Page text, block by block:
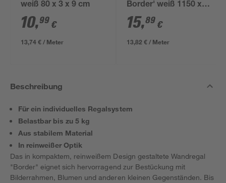
weiß 80 x 3 x 9 cm
10,99 €
13,74 € / Meter
Border' weiß 1150 x
90 x 30 mm
15,89 €
13,82 € / Meter
Beschreibung
Für ein individuelles Regalsystem
Belastbar bis zu 5 kg
Aus stabilem Material
In reinweißer Optik
Das in kompaktem, reinweißem Design gestaltete Wandregal
"Border" eignet sich hervorragend zur Bestückung mit
Bilderrahmen, Blumen und anderen kleinen Gegenständen. Bis